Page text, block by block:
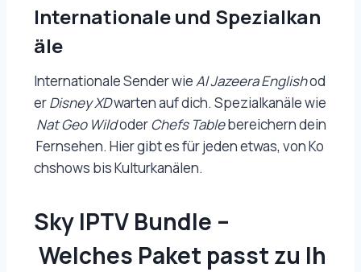
Internationale und Spezialkan
äle
Internationale Sender wieAl Jazeera Englishod
erDisney XDwarten auf dich. Spezialkanäle wie
Nat Geo WildoderChefs Tablebereichern dein
Fernsehen. Hier gibt es für jeden etwas, von Ko
chshows bis Kulturkanälen.
Sky IPTV Bundle –
Welches Paket passt zu Ih